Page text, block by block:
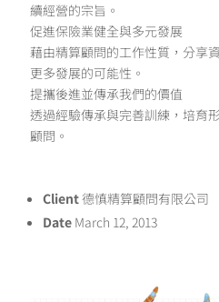
續經營的宗旨。
促進保險業健全與多元發展
藉由精算顧問的工作性質，分享
更多發展的可能性。
提攜後進並傳承我們的價值
透過經驗傳承與完善訓練，培育
顧問。
Client德慎精算顧問有限公司
Date March 12, 2013